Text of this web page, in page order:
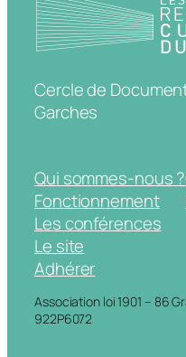
Cercle de
Garches
Qui sommes-nous ?
Fonctionnement
Les conférences
Le site
Adhérer
Association loi 1901 – 86
922P6072